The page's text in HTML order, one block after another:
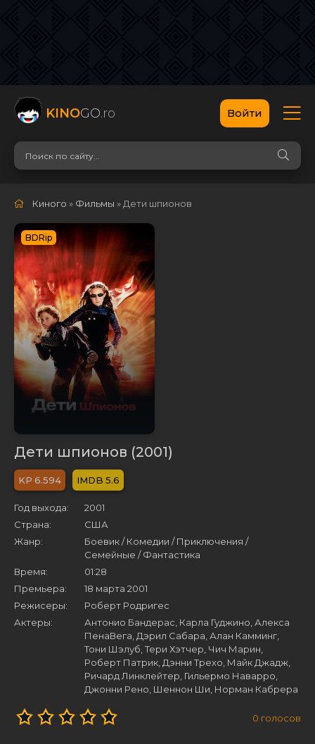
KINOGO.ro Войти
Киного » Фильмы » Дети шпионов
BDRip
Дети шпионов (2001)
6.594 5.6
Год выхода:
2001
Страна:
США
Жанр:
Боевик / Комедии / Приключения /
Семейные / Фантастика
Время:
01:28
Премьера:
18 марта 2001
Режисеры:
Роберт Родригес
Актеры:
Антонио Бандерас, Карла Гуджино, Алекса
ПенаВега, Дэрил Сабара, Алан Камминг,
Тони Шэлуб, Тери Хэтчер, Чич Марин,
Роберт Патрик, Дэнни Трехо, Майк Джадж,
Ричард Линклейтер, Гильермо Наварро,
Джонни Рено, Шеннон Ши, Норман Кабрера
0 голосов